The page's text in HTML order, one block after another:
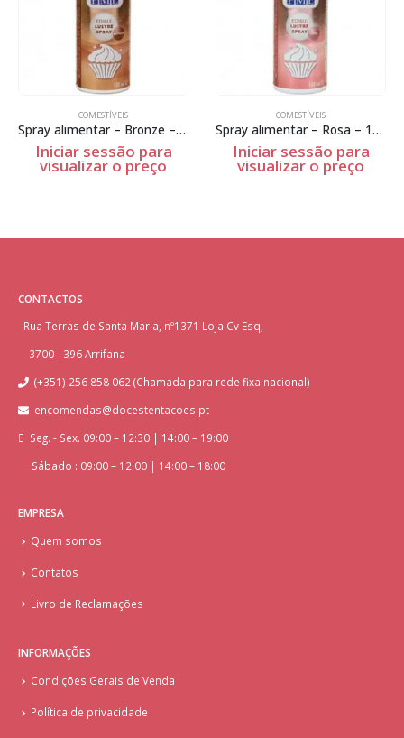
COMESTÍVEIS
Spray alimentar – Bronze – 100ml
Iniciar sessão para
visualizar o preço
COMESTÍVEIS
Spray alimentar – Rosa – 100ml
Iniciar sessão para
visualizar o preço
CONTACTOS
Rua Terras de Santa Maria, nº1371 Loja Cv Esq,
3700 - 396 Arrifana
(+351) 256 858 062 (Chamada para rede fixa nacional)
encomendas@docestentacoes.pt
Seg. - Sex. 09:00 – 12:30 | 14:00 – 19:00
Sábado : 09:00 – 12:00 | 14:00 – 18:00
EMPRESA
Quem somos
Contatos
Livro de Reclamações
INFORMAÇÕES
Condições Gerais de Venda
Política de privacidade